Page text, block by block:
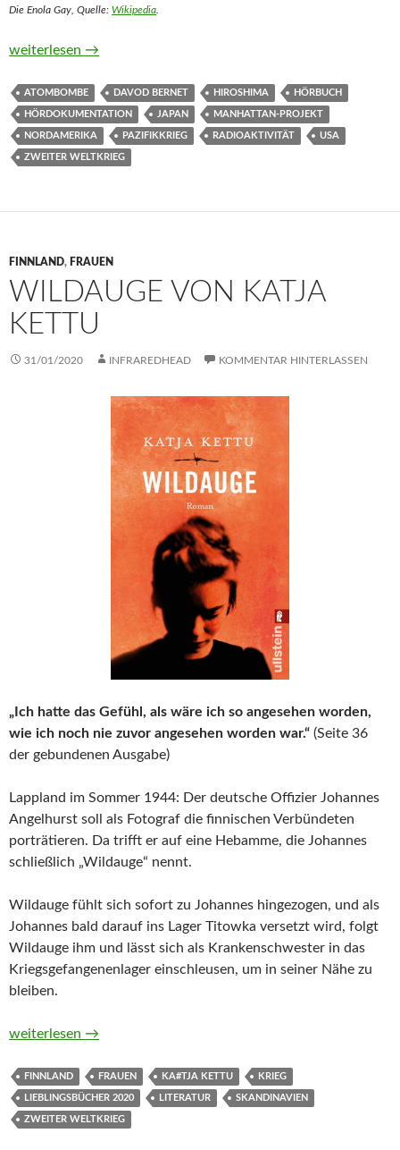
Die Enola Gay, Quelle: Wikipedia
Hiroshima. Atompilz über Japan. Eine Hördokumentation von
weiterlesen →
ATOMBOMBE DAVOD BERNET HIROSHIMA HÖRBUCH
HÖRDOKUMENTATION JAPAN MANHATTAN-PROJEKT
NORDAMERIKA PAZIFIKKRIEG RADIOAKTIVITÄT USA
ZWEITER WELTKRIEG
FINNLAND, FRAUEN
WILDAUGE VON KATJA
KETTU
31/01/2020 INFRAREDHEAD KOMMENTAR HINTERLASSEN
„Ich hatte das Gefühl, als wäre ich so angesehen worden,
wie ich noch nie zuvor angesehen worden war.“ (Seite 36
der gebundenen Ausgabe)
Lappland im Sommer 1944: Der deutsche Offizier Johannes
Angelhurst soll als Fotograf die finnischen Verbündeten
porträtieren. Da trifft er auf eine Hebamme, die Johannes
schließlich „Wildauge“ nennt.
Wildauge fühlt sich sofort zu Johannes hingezogen, und als
Johannes bald darauf ins Lager Titowka versetzt wird, folgt
Wildauge ihm und lässt sich als Krankenschwester in das
Kriegsgefangenenlager einschleusen, um in seiner Nähe zu
bleiben.
Wildauge von Katja Kettu
weiterlesen →
FINNLAND FRAUEN KA#TJA KETTU KRIEG
LIEBLINGSBÜCHER 2020 LITERATUR SKANDINAVIEN
ZWEITER WELTKRIEG